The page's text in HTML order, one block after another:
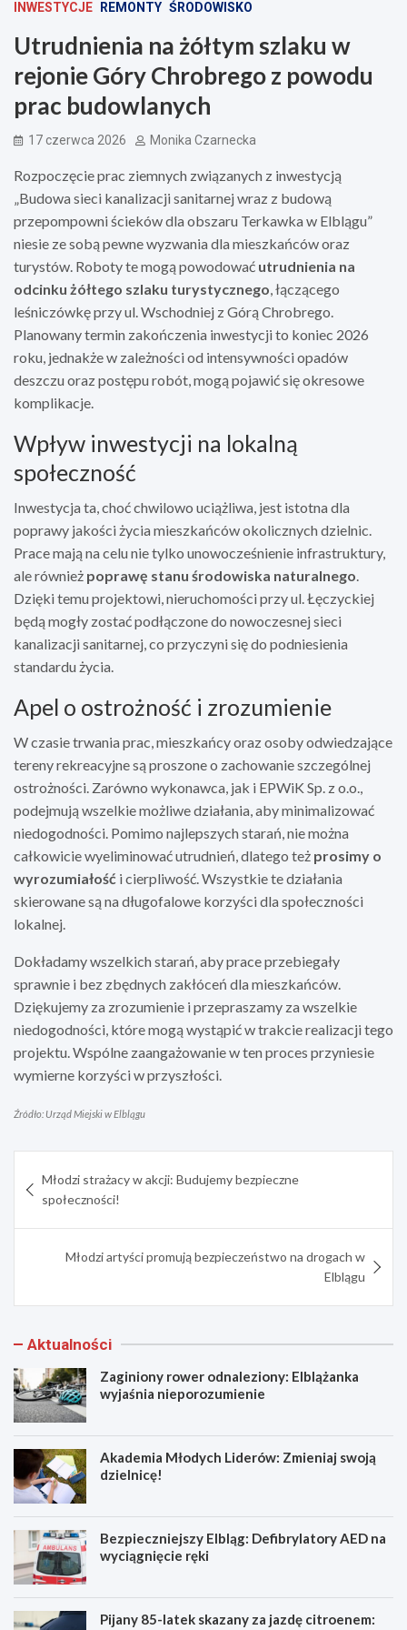
INWESTYCJE REMONTY ŚRODOWISKO
Utrudnienia na żółtym szlaku w
rejonie Góry Chrobrego z powodu
prac budowlanych
17 czerwca 2026 Monika Czarnecka
Rozpoczęcie prac ziemnych związanych z inwestycją
„Budowa sieci kanalizacji sanitarnej wraz z budową
przepompowni ścieków dla obszaru Terkawka w Elblągu”
niesie ze sobą pewne wyzwania dla mieszkańców oraz
turystów. Roboty te mogą powodować utrudnienia na
odcinku żółtego szlaku turystycznego, łączącego
leśniczówkę przy ul. Wschodniej z Górą Chrobrego.
Planowany termin zakończenia inwestycji to koniec 2026
roku, jednakże w zależności od intensywności opadów
deszczu oraz postępu robót, mogą pojawić się okresowe
komplikacje.
Wpływ inwestycji na lokalną
społeczność
Inwestycja ta, choć chwilowo uciążliwa, jest istotna dla
poprawy jakości życia mieszkańców okolicznych dzielnic.
Prace mają na celu nie tylko unowocześnienie infrastruktury,
ale również poprawę stanu środowiska naturalnego.
Dzięki temu projektowi, nieruchomości przy ul. Łęczyckiej
będą mogły zostać podłączone do nowoczesnej sieci
kanalizacji sanitarnej, co przyczyni się do podniesienia
standardu życia.
Apel o ostrożność i zrozumienie
W czasie trwania prac, mieszkańcy oraz osoby odwiedzające
tereny rekreacyjne są proszone o zachowanie szczególnej
ostrożności. Zarówno wykonawca, jak i EPWiK Sp. z o.o.,
podejmują wszelkie możliwe działania, aby minimalizować
niedogodności. Pomimo najlepszych starań, nie można
całkowicie wyeliminować utrudnień, dlatego też prosimy o
wyrozumiałość i cierpliwość. Wszystkie te działania
skierowane są na długofalowe korzyści dla społeczności
lokalnej.
Dokładamy wszelkich starań, aby prace przebiegały
sprawnie i bez zbędnych zakłóceń dla mieszkańców.
Dziękujemy za zrozumienie i przepraszamy za wszelkie
niedogodności, które mogą wystąpić w trakcie realizacji tego
projektu. Wspólne zaangażowanie w ten proces przyniesie
wymierne korzyści w przyszłości.
Źródło: Urząd Miejski w Elblągu
wpisu
Młodzi strażacy w akcji: Budujemy bezpieczne
społeczności!
Młodzi artyści promują bezpieczeństwo na drogach w
Elblągu
Aktualności
Zaginiony rower odnaleziony: Elblążanka
wyjaśnia nieporozumienie
Akademia Młodych Liderów: Zmieniaj swoją
dzielnicę!
Bezpieczniejszy Elbląg: Defibrylatory AED na
wyciągnięcie ręki
Pijany 85-latek skazany za jazdę citroenem: